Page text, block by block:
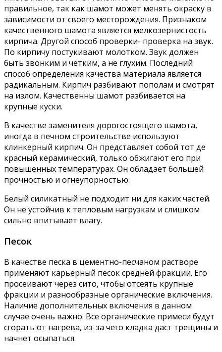
правильное, так как шамот может менять окраску в
зависимости от своего месторождения. Признаком
качественного шамота является мелкозернистость
кирпича. Другой способ проверки- проверка на звук.
По кирпичу постукивают молотком. Звук должен
быть звонким и четким, а не глухим. Последний
способ определения качества материала является
радикальным. Кирпич разбивают пополам и смотрят
на излом. Качественны шамот разбивается на
крупные куски.
В качестве заменителя дорогостоящего шамота,
иногда в печном строительстве используют
клинкерный кирпич. Он представляет собой тот де
красный керамический, только обжигают его при
повышенных температурах. Он обладает большей
прочностью и огнеупорностью.
Белый силикатный не подходит ни для каких частей.
Он не устойчив к тепловым нагрузкам и слишком
сильно впитывает влагу.
Песок
В качестве песка в цементно-песчаном растворе
применяют карьерный песок средней фракции. Его
просеивают через сито, чтобы отсеять крупные
фракции и разнообразные органические включения.
Наличие дополнительных включения в данном
случае очень важно. Все органические примеси будут
сгорать от нагрева, из-за чего кладка даст трещины и
начнет осыпаться.